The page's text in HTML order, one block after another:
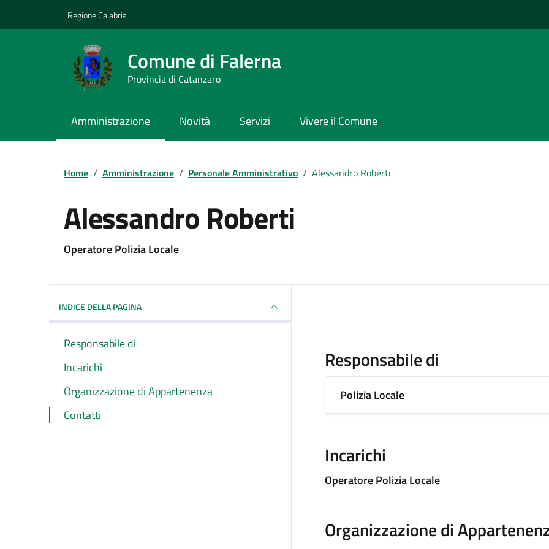
Regione Calabria
Comune di Falerna
Provincia di Catanzaro
Amministrazione Novità Servizi Vivere il Comune
Home / Amministrazione / Personale Amministrativo / Alessandro Roberti
Alessandro Roberti
Operatore Polizia Locale
INDICE DELLA PAGINA
Responsabile di
Incarichi
Organizzazione di Appartenenza
Contatti
Responsabile di
Polizia Locale
Incarichi
Operatore Polizia Locale
Organizzazione di